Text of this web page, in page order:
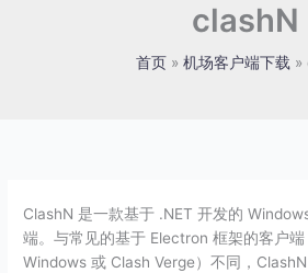
clashN
首页 机场客户端下载
ClashN 是一款基于 .NET 开发的
端。与常见的基于 Electron 框架的客户
Windows 或 Clash Verge）不同，